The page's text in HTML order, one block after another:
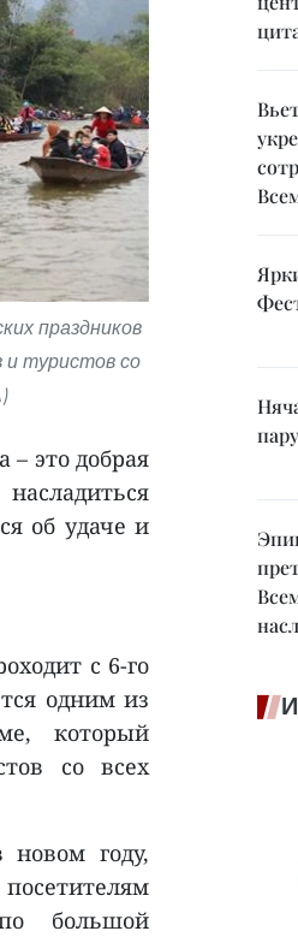
праздников
и туристов со
– это добрая
об удаче и
с 6-го
одним из
который
со всех
году,
по большой